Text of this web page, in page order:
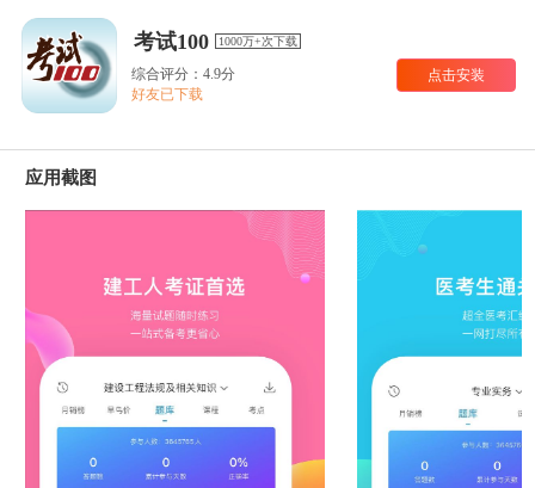
考试100 1000万+次下载
综合评分：4.9分
好友已下载
点击安装
应用截图